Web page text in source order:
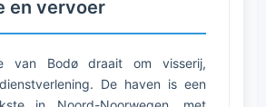
en vervoer
van Bodø draait om visserij,
De haven is een